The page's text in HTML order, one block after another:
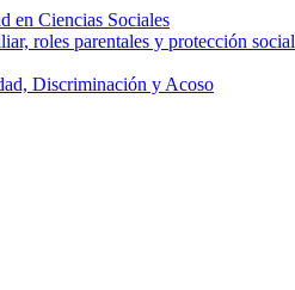
en Ciencias Sociales
roles parentales y protección social
Discriminación y Acoso